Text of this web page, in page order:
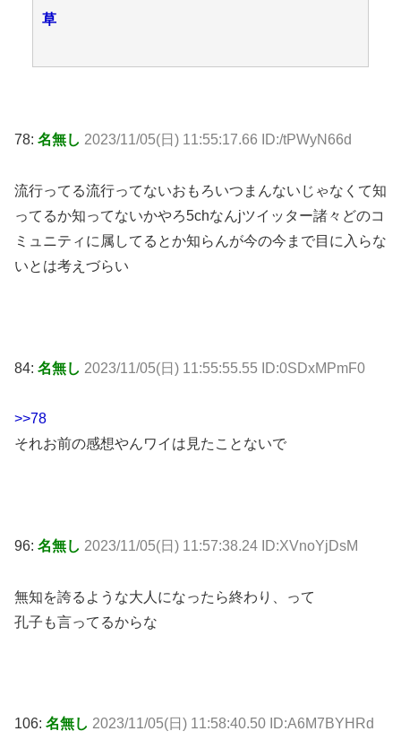
草
78: 名無し 2023/11/05(日) 11:55:17.66 ID:/tPWyN66d
流行ってる流行ってないおもろいつまんないじゃなくて知
ってるか知ってないかやろ5chなんjツイッター諸々どのコ
ミュニティに属してるとか知らんが今の今まで目に入らな
いとは考えづらい
84: 名無し 2023/11/05(日) 11:55:55.55 ID:0SDxMPmF0
>>78
それお前の感想やんワイは見たことないで
96: 名無し 2023/11/05(日) 11:57:38.24 ID:XVnoYjDsM
無知を誇るような大人になったら終わり、って
孔子も言ってるからな
106: 名無し 2023/11/05(日) 11:58:40.50 ID:A6M7BYHRd